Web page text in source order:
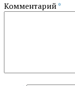
Комментарий*